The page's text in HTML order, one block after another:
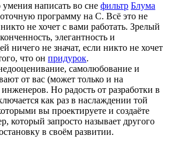
написать во сне фильтр Блума
программу на C. Всё это не
не хочет с вами работать. Зрелый
элегантность и
ничего не значат, если никто не хочет
что он придурок.
самолюбование и
от вас (может только и на
Но радость от разработки в
как раз в наслаждении той
вы проектируете и создаёте
который запросто называет другого
в своём развитии.